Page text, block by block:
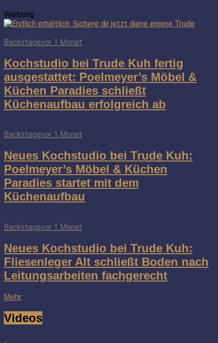
Werbung
Backstagevor 1 Monat
Kochstudio bei Trude Kuh fertig
ausgestattet: Poelmeyer’s Möbel &
Küchen Paradies schließt
Küchenaufbau erfolgreich ab
Backstagevor 1 Monat
Neues Kochstudio bei Trude Kuh:
Poelmeyer’s Möbel & Küchen
Paradies startet mit dem
Küchenaufbau
Backstagevor 1 Monat
Neues Kochstudio bei Trude Kuh:
Fliesenleger Alt schließt Boden nach
Leitungsarbeiten fachgerecht
Mehr
Videos